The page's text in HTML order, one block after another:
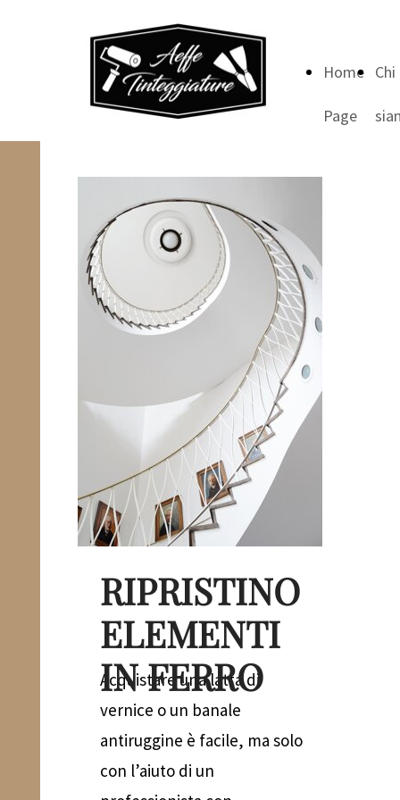
Home
Page
Chi
RIPRISTINO
ELEMENTI
IN FERRO
Acquistare una latta di
vernice o un banale
antiruggine è facile, ma solo
con l’aiuto di un